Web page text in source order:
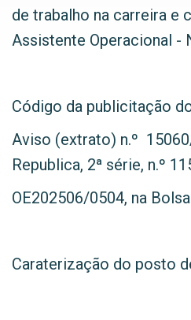
de trabalho na carreira e
Assistente Operacional -
Código da publicitação
Aviso (extrato) n.º
Republica, 2ª série, n.º
OE202506/0504, na
Caraterização do posto